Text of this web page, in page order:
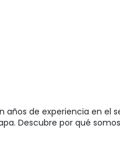
años de experiencia en
Descubre por qué